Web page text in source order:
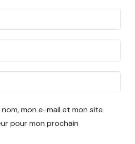
mon e-mail et mon site
pour mon prochain